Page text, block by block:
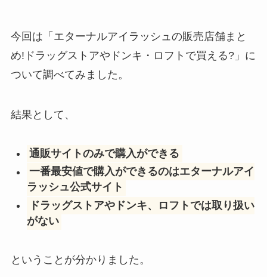
今回は「エターナルアイラッシュの販売店舗まと
め!ドラッグストアやドンキ・ロフトで買える?」に
ついて調べてみました。
結果として、
通販サイトのみで購入ができる
一番最安値で購入ができるのはエターナルアイ
ラッシュ公式サイト
ドラッグストアやドンキ、ロフトでは取り扱い
がない
ということが分かりました。